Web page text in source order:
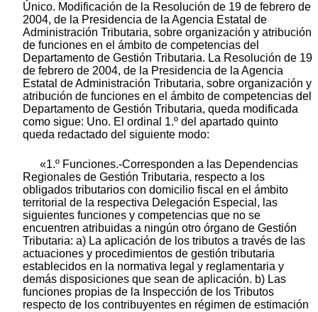
Único. Modificación de la Resolución de 19 de febrero de
2004, de la Presidencia de la Agencia Estatal de
Administración Tributaria, sobre organización y atribución
de funciones en el ámbito de competencias del
Departamento de Gestión Tributaria. La Resolución de 19
de febrero de 2004, de la Presidencia de la Agencia
Estatal de Administración Tributaria, sobre organización y
atribución de funciones en el ámbito de competencias del
Departamento de Gestión Tributaria, queda modificada
como sigue: Uno. El ordinal 1.º del apartado quinto
queda redactado del siguiente modo:
«1.º Funciones.-Corresponden a las Dependencias
Regionales de Gestión Tributaria, respecto a los
obligados tributarios con domicilio fiscal en el ámbito
territorial de la respectiva Delegación Especial, las
siguientes funciones y competencias que no se
encuentren atribuidas a ningún otro órgano de Gestión
Tributaria: a) La aplicación de los tributos a través de las
actuaciones y procedimientos de gestión tributaria
establecidos en la normativa legal y reglamentaria y
demás disposiciones que sean de aplicación. b) Las
funciones propias de la Inspección de los Tributos
respecto de los contribuyentes en régimen de estimación